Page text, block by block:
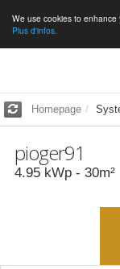
We use cookies to
Plus d'infos.
Homepage
pioger91
4.95 kWp - 30m²